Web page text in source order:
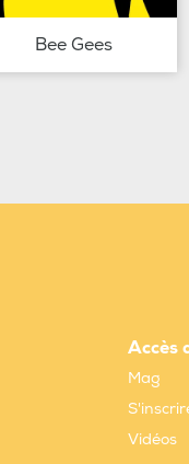
Bee Gees
Accès
Mag
Vidéos